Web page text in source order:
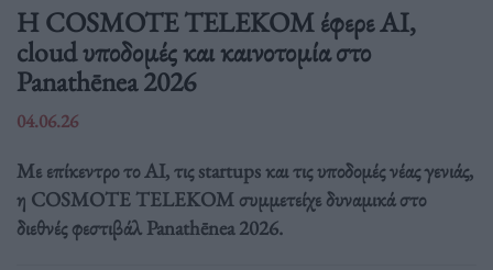
Η COSMOTE TELEKOM έφερε AI,
cloud υποδομές και καινοτομία στο
Panathēnea 2026
04.06.26
Με επίκεντρο το AI, τις startups και τις υποδομές νέας γενιάς,
η COSMOTE TELEKOM συμμετείχε δυναμικά στο
διεθνές φεστιβάλ Panathēnea 2026.